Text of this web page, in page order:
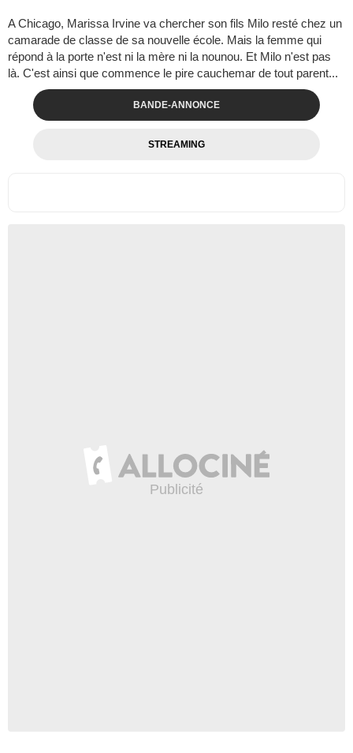
A Chicago, Marissa Irvine va chercher son fils Milo resté chez un
camarade de classe de sa nouvelle école. Mais la femme qui
répond à la porte n'est ni la mère ni la nounou. Et Milo n'est pas
là. C'est ainsi que commence le pire cauchemar de tout parent...
BANDE-ANNONCE
STREAMING